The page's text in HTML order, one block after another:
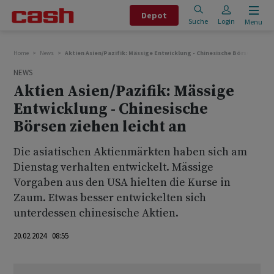
Depot
Suche Login Menu
Home News Aktien Asien/Pazifik: Mässige Entwicklung - Chinesische Börsen
NEWS
Aktien Asien/Pazifik: Mässige
Entwicklung - Chinesische
Börsen ziehen leicht an
Die asiatischen Aktienmärkten haben sich am
Dienstag verhalten entwickelt. Mässige
Vorgaben aus den USA hielten die Kurse in
Zaum. Etwas besser entwickelten sich
unterdessen chinesische Aktien.
20.02.2024 08:55